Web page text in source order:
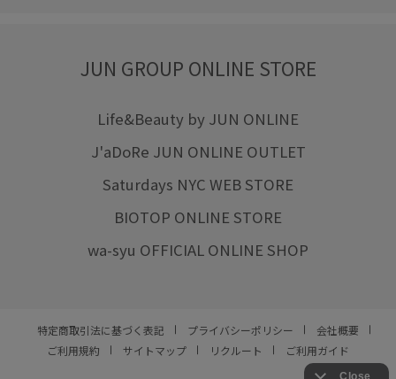
JUN GROUP ONLINE STORE
Life&Beauty by JUN ONLINE
J'aDoRe JUN ONLINE OUTLET
Saturdays NYC WEB STORE
BIOTOP ONLINE STORE
wa-syu OFFICIAL ONLINE SHOP
特定商取引法に基づく表記 プライバシーポリシー
会社概要
ご利用規約
サイトマップ リクルート ご利用ガイド